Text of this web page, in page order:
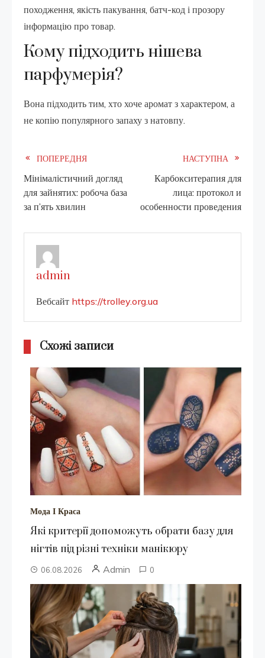
походження, якість пакування, батч-код і прозору
інформацію про товар.
Кому підходить нішева
парфумерія?
Вона підходить тим, хто хоче аромат з характером, а
не копію популярного запаху з натовпу.
Read
more
articles
ПОПЕРЕДНЯ
Мінімалістичний догляд
для зайнятих: робоча база
за п’ять хвилин
НАСТУПНА
Карбокситерапия для
лица: протокол и
особенности проведения
admin
Вебсайт https://trolley.org.ua
Схожі записи
Мода І Краса
Які критерії допоможуть обрати базу для
нігтів під різні техніки манікюру
06.08.2026 Admin 0